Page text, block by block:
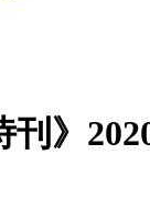
刊》